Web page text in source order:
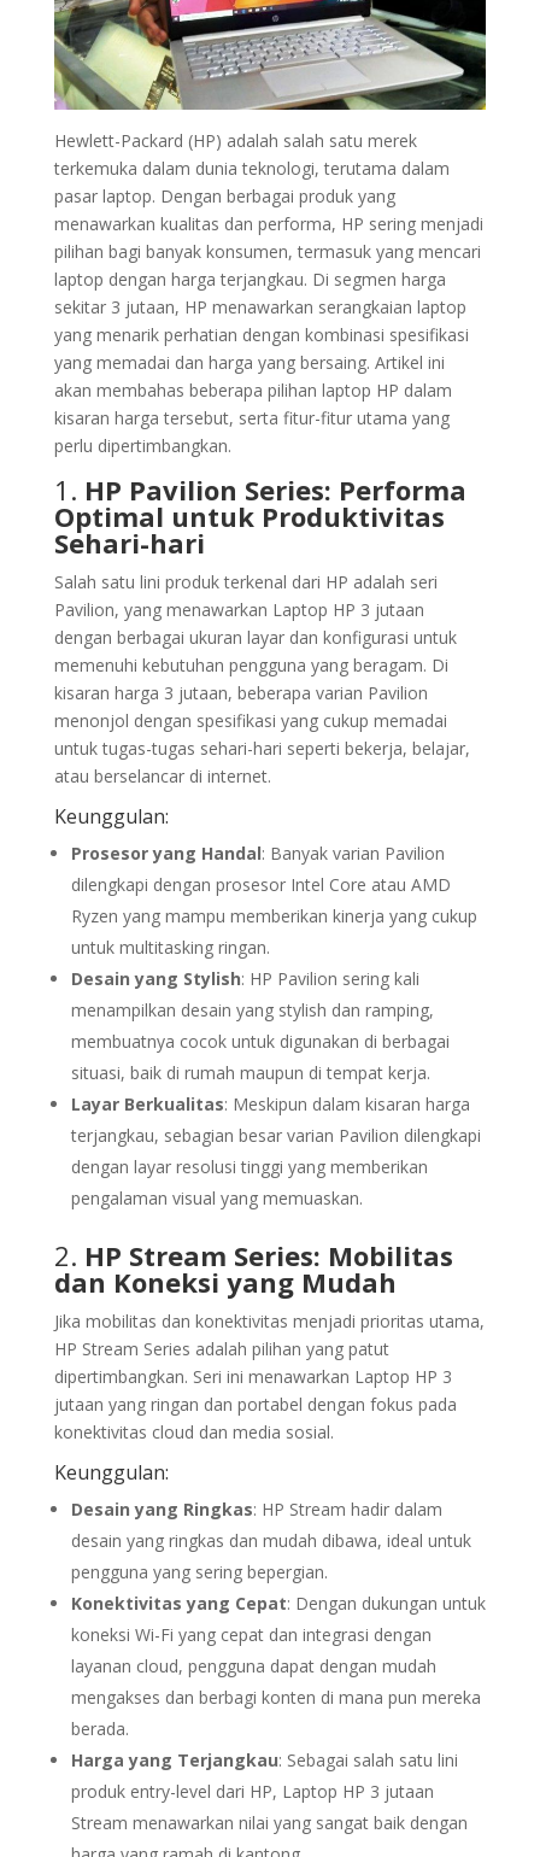
Hewlett-Packard (HP) adalah salah satu merek
terkemuka dalam dunia teknologi, terutama dalam
pasar laptop. Dengan berbagai produk yang
menawarkan kualitas dan performa, HP sering menjadi
pilihan bagi banyak konsumen, termasuk yang mencari
laptop dengan harga terjangkau. Di segmen harga
sekitar 3 jutaan, HP menawarkan serangkaian laptop
yang menarik perhatian dengan kombinasi spesifikasi
yang memadai dan harga yang bersaing. Artikel ini
akan membahas beberapa pilihan laptop HP dalam
kisaran harga tersebut, serta fitur-fitur utama yang
perlu dipertimbangkan.
1. HP Pavilion Series: Performa
Optimal untuk Produktivitas
Sehari-hari
Salah satu lini produk terkenal dari HP adalah seri
Pavilion, yang menawarkan Laptop HP 3 jutaan
dengan berbagai ukuran layar dan konfigurasi untuk
memenuhi kebutuhan pengguna yang beragam. Di
kisaran harga 3 jutaan, beberapa varian Pavilion
menonjol dengan spesifikasi yang cukup memadai
untuk tugas-tugas sehari-hari seperti bekerja, belajar,
atau berselancar di internet.
Keunggulan:
Prosesor yang Handal: Banyak varian Pavilion
dilengkapi dengan prosesor Intel Core atau AMD
Ryzen yang mampu memberikan kinerja yang cukup
untuk multitasking ringan.
Desain yang Stylish: HP Pavilion sering kali
menampilkan desain yang stylish dan ramping,
membuatnya cocok untuk digunakan di berbagai
situasi, baik di rumah maupun di tempat kerja.
Layar Berkualitas: Meskipun dalam kisaran harga
terjangkau, sebagian besar varian Pavilion dilengkapi
dengan layar resolusi tinggi yang memberikan
pengalaman visual yang memuaskan.
2. HP Stream Series: Mobilitas
dan Koneksi yang Mudah
Jika mobilitas dan konektivitas menjadi prioritas utama,
HP Stream Series adalah pilihan yang patut
dipertimbangkan. Seri ini menawarkan Laptop HP 3
jutaan yang ringan dan portabel dengan fokus pada
konektivitas cloud dan media sosial.
Keunggulan:
Desain yang Ringkas: HP Stream hadir dalam
desain yang ringkas dan mudah dibawa, ideal untuk
pengguna yang sering bepergian.
Konektivitas yang Cepat: Dengan dukungan untuk
koneksi Wi-Fi yang cepat dan integrasi dengan
layanan cloud, pengguna dapat dengan mudah
mengakses dan berbagi konten di mana pun mereka
berada.
Harga yang Terjangkau: Sebagai salah satu lini
produk entry-level dari HP, Laptop HP 3 jutaan
Stream menawarkan nilai yang sangat baik dengan